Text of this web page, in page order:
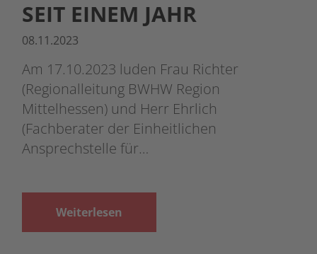
SEIT EINEM JAHR
08.11.2023
Am 17.10.2023 luden Frau Richter
(Regionalleitung BWHW Region
Mittelhessen) und Herr Ehrlich
(Fachberater der Einheitlichen
Ansprechstelle für…
Weiterlesen